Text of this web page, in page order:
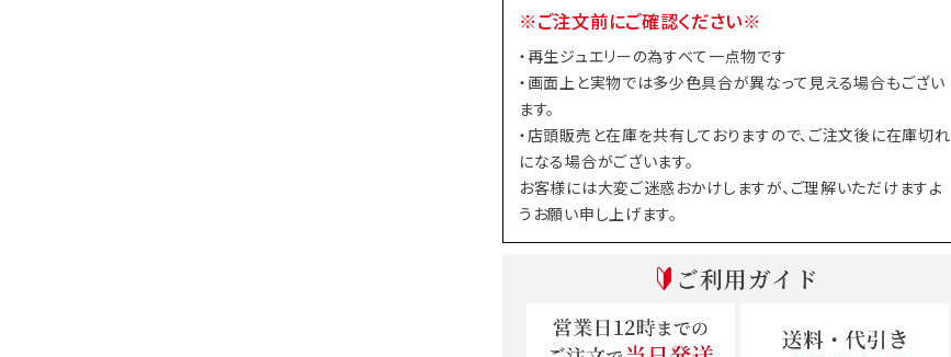
※ご注文前にご確認ください※
・再生ジュエリーの為すべて一点物です
・画面上と実物では多少色具合が異なって見える場合もござい
ます。
・店頭販売と在庫を共有しておりますので、ご注文後に在庫切れ
になる場合がございます。
お客様には大変ご迷惑おかけしますが、ご理解いただけますよ
うお願い申し上げます。